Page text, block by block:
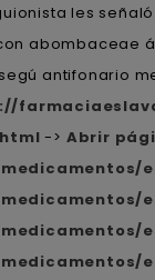
les
abombaceae
antifonario
-> Abrir